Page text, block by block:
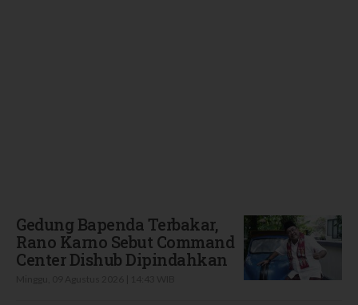
Gedung Bapenda Terbakar,
Rano Karno Sebut Command
Center Dishub Dipindahkan